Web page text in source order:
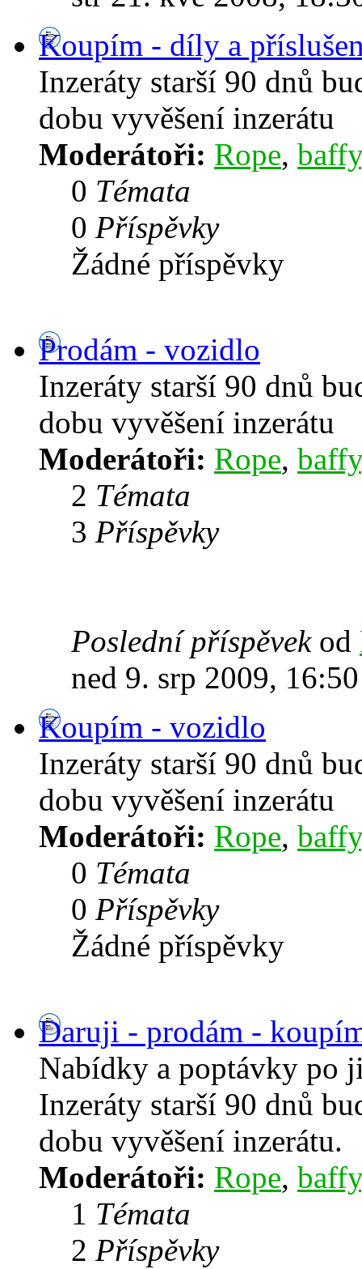
Koupím - díly a
Inzeráty starší 90 dnů
dobu vyvěšení inzerátu
Moderátoři: Rope, baffy
0 Témata
0 Příspěvky
Žádné příspěvky
Prodám - vozidlo
Inzeráty starší 90 dnů
dobu vyvěšení inzerátu
Moderátoři: Rope, baffy
2 Témata
3 Příspěvky
Poslední příspěvekod
ned 9. srp 2009, 16:50
Koupím - vozidlo
Inzeráty starší 90 dnů
dobu vyvěšení inzerátu
Moderátoři: Rope, baffy
0 Témata
0 Příspěvky
Žádné příspěvky
Daruji - prodám -
Nabídky a poptávky po
Inzeráty starší 90 dnů
dobu vyvěšení inzerátu.
Moderátoři: Rope, baffy
1 Témata
2 Příspěvky